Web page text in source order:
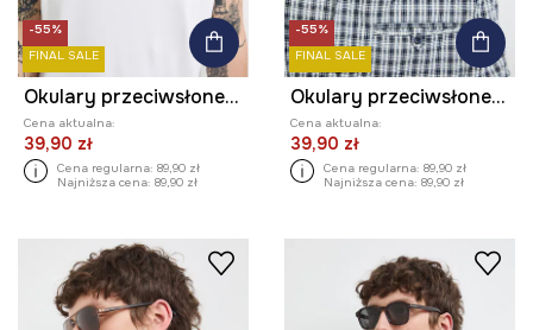
-55%
FINAL SALE
Okulary przeciwsłoneczne kwadratowe męskie
Cena aktualna:
39,90 zł
Cena regularna: 89,90 zł
Najniższa cena: 89,90 zł
-55%
FINAL SALE
Okulary przeciwsłoneczne kwadratowe męskie
Cena aktualna:
39,90 zł
Cena regularna: 89,90 zł
Najniższa cena: 89,90 zł